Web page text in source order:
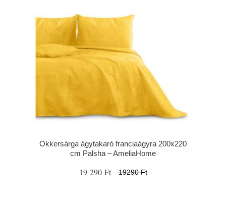
Okkersárga ágytakaró franciaágyra 200x220
cm Palsha – AmeliaHome
19 290 Ft 19290 Ft